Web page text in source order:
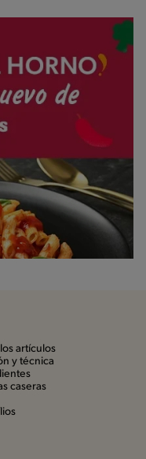
artículos
y técnica
caseras